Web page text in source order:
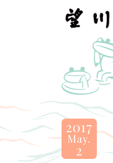
望
川
BOSENKAN
2017
May.
2